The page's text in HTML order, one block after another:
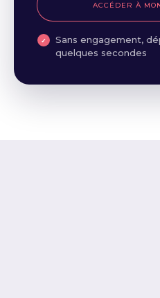
ACCÉDER À
Sans engagement,
quelques secondes